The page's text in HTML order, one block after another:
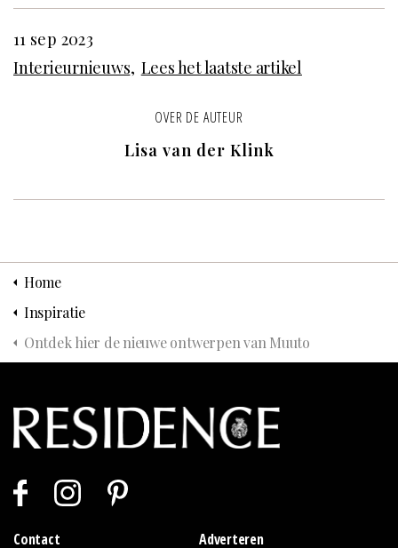
11 sep 2023
Interieurnieuws Lees het laatste artikel
OVER DE AUTEUR
Lisa van der Klink
Home
Inspiratie
Ontdek hier de nieuwe ontwerpen van Muuto
Contact
Adverteren